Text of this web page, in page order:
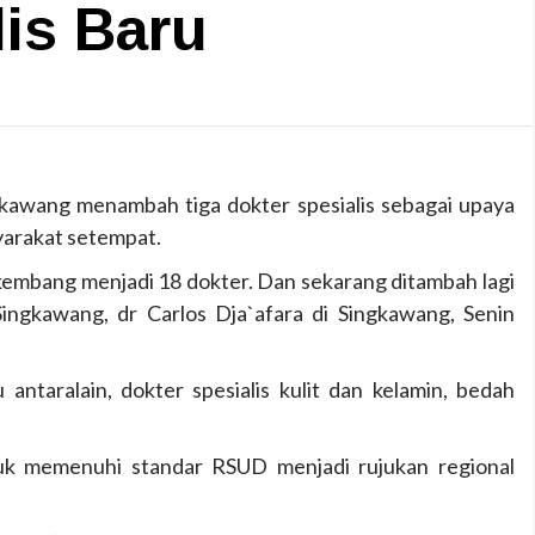
Baru
menambah tiga dokter spesialis sebagai upaya
setempat.
menjadi 18 dokter. Dan sekarang ditambah lagi
dr Carlos Dja`afara di Singkawang, Senin
dokter spesialis kulit dan kelamin, bedah
memenuhi standar RSUD menjadi rujukan regional